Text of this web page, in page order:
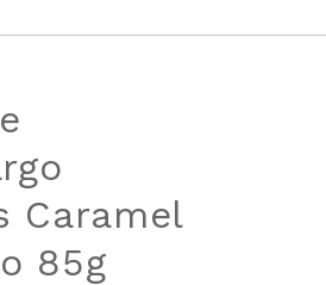
Caramel
85g